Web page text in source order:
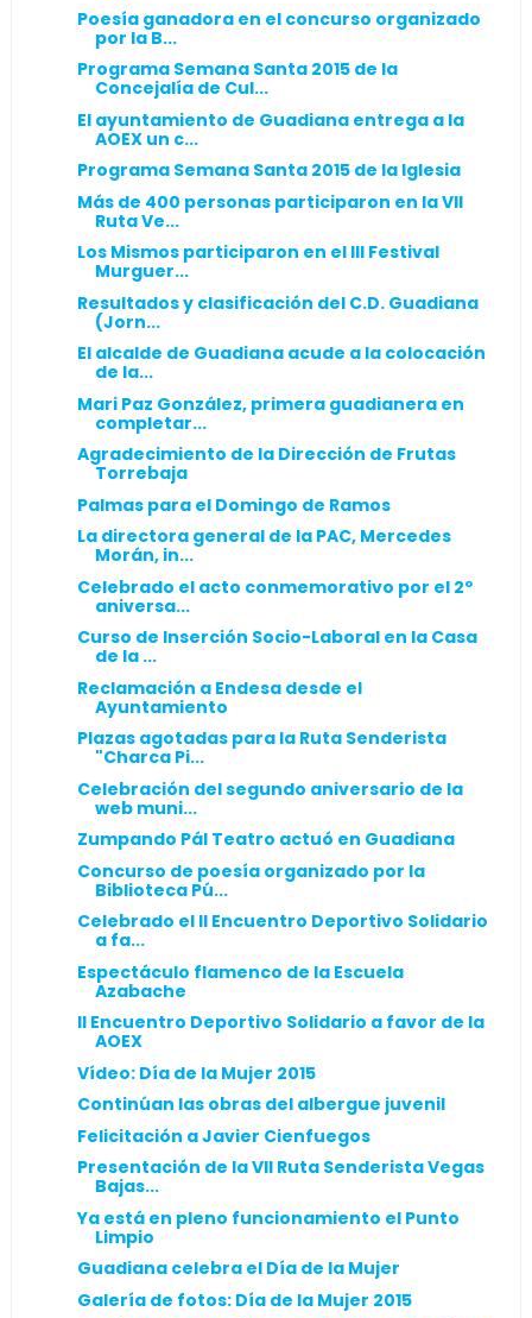
Poesía ganadora en el concurso organizado
por la B...
Programa Semana Santa 2015 de la
Concejalía de Cul...
El ayuntamiento de Guadiana entrega a la
AOEX un c...
Programa Semana Santa 2015 de la Iglesia
Más de 400 personas participaron en la VII
Ruta Ve...
Los Mismos participaron en el III Festival
Murguer...
Resultados y clasificación del C.D. Guadiana
(Jorn...
El alcalde de Guadiana acude a la colocación
de la...
Mari Paz González, primera guadianera en
completar...
Agradecimiento de la Dirección de Frutas
Torrebaja
Palmas para el Domingo de Ramos
La directora general de la PAC, Mercedes
Morán, in...
Celebrado el acto conmemorativo por el 2º
aniversa...
Curso de Inserción Socio-Laboral en la Casa
de la ...
Reclamación a Endesa desde el
Ayuntamiento
Plazas agotadas para la Ruta Senderista
"Charca Pi...
Celebración del segundo aniversario de la
web muni...
Zumpando Pál Teatro actuó en Guadiana
Concurso de poesía organizado por la
Biblioteca Pú...
Celebrado el II Encuentro Deportivo Solidario
a fa...
Espectáculo flamenco de la Escuela
Azabache
II Encuentro Deportivo Solidario a favor de la
AOEX
Vídeo: Día de la Mujer 2015
Continúan las obras del albergue juvenil
Felicitación a Javier Cienfuegos
Presentación de la VII Ruta Senderista Vegas
Bajas...
Ya está en pleno funcionamiento el Punto
Limpio
Guadiana celebra el Día de la Mujer
Galería de fotos: Día de la Mujer 2015